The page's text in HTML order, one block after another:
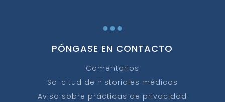
...
PÓNGASE EN CONTACTO
Comentarios
Solicitud de historiales médicos
Aviso sobre prácticas de privacidad